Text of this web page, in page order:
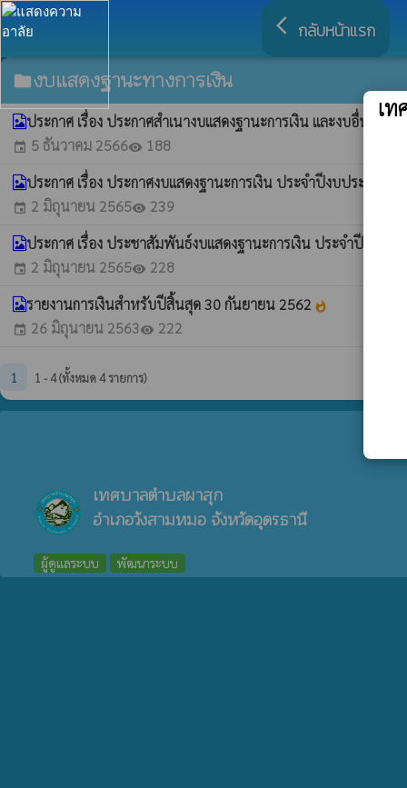
arrow_back_ios กลับหน้าแรก
folderงบแสดงฐานะทางการเงิน
ประกาศ เรื่อง ประกาศสำเนางบแสดงฐานะการเงิน และงบอื่นๆ
event 5 ธันวาคม 2566visibility 188
ประกาศ เรื่อง ประกาศงบแสดงฐานะการเงิน ประจำปีงบประมา
event 2 มิถุนายน 2565visibility 239
ประกาศ เรื่อง ประชาสัมพันธ์งบแสดงฐานะการเงิน ประจำปีงบ
event 2 มิถุนายน 2565visibility 228
รายงานการเงินสำหรับปีสิ้นสุด 30 กันยายน 2562 whatshot
event 26 มิถุนายน 2563visibility 222
1 1 - 4 (ทั้งหมด 4 รายการ)
เทศบาลตำบลผาสุก
อำเภอวังสามหมอ จังหวัดอุดรธานี
ผู้ดูแลระบบ พัฒนาระบบ
เ